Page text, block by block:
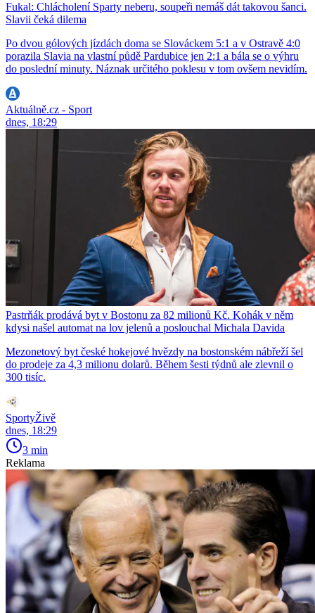
Fukal: Chlácholení Sparty neberu, soupeři nemáš dát takovou šanci.
Slavii čeká dilema
Po dvou gólových jízdách doma se Slováckem 5:1 a v Ostravě 4:0
porazila Slavia na vlastní půdě Pardubice jen 2:1 a bála se o výhru
do poslední minuty. Náznak určitého poklesu v tom ovšem nevidím.
Aktuálně.cz - Sport
dnes, 18:29
Pastrňák prodává byt v Bostonu za 82 milionů Kč. Kohák v něm
kdysi našel automat na lov jelenů a poslouchal Michala Davida
Mezonetový byt české hokejové hvězdy na bostonském nábřeží šel
do prodeje za 4,3 milionu dolarů. Během šesti týdnů ale zlevnil o
300 tisíc.
SportyŽivě
dnes, 18:29
3 min
Reklama